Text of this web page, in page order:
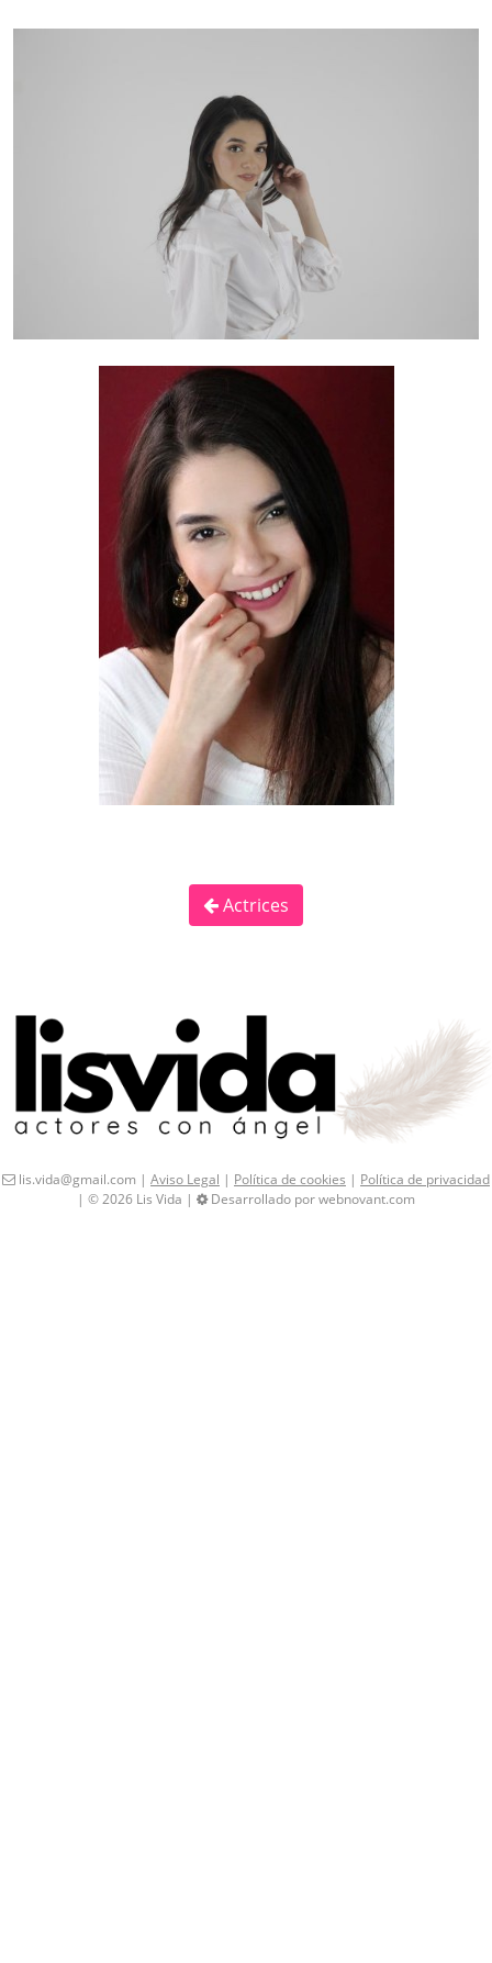
Actrices
lis.vida@gmail.com | Aviso Legal | Política de cookies | Política de privacidad
| © 2026 Lis Vida |
Desarrollado por webnovant.com